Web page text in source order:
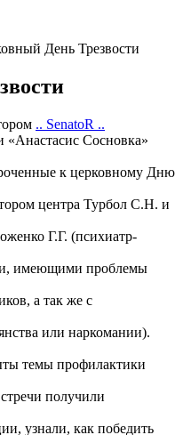
День Трезвости
.. SenatoR ..
«Анастасис Сосновка»
к церковному Дню
центра Турбол С.Н. и
Г.Г. (психиатр-
имеющими проблемы
а так же с
или наркомании).
темы профилактики
получили
узнали, как победить